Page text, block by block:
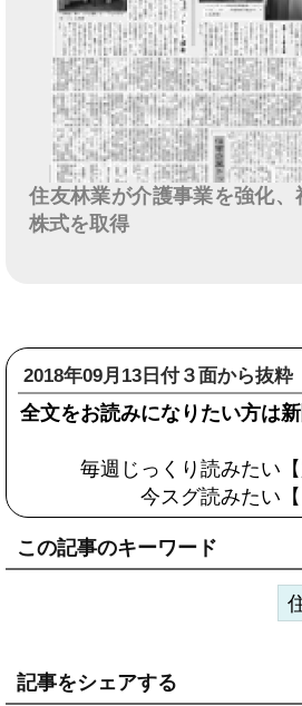
住友林業が介護事業を強化
株式を取得
2018年09月13日付３面から抜粋
全文をお読みになりたい方は
毎週じっくり読みたい【
今スグ読みたい【
この記事のキーワード
記事をシェアする